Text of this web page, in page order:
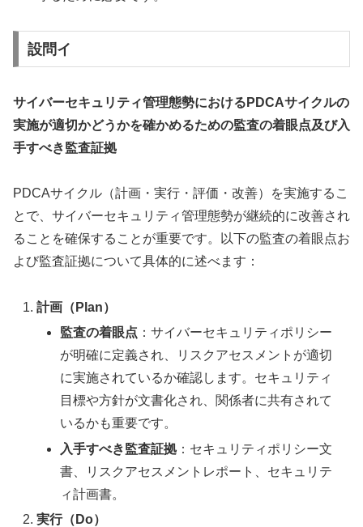
設問イ
サイバーセキュリティ管理態勢におけるPDCAサイクルの
実施が適切かどうかを確かめるための監査の着眼点及び入
手すべき監査証拠
PDCAサイクル（計画・実行・評価・改善）を実施するこ
とで、サイバーセキュリティ管理態勢が継続的に改善され
ることを確保することが重要です。以下の監査の着眼点お
よび監査証拠について具体的に述べます：
計画（Plan）
監査の着眼点 ：サイバーセキュリティポリシー
が明確に定義され、リスクアセスメントが適切
に実施されているか確認します。セキュリティ
目標や方針が文書化され、関係者に共有されて
いるかも重要です。
入手すべき監査証拠 ：セキュリティポリシー文
書、リスクアセスメントレポート、セキュリテ
ィ計画書。
実行（Do）